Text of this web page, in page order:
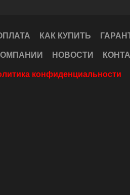
КАК КУПИТЬ
НОВОСТИ
конфиденциальности